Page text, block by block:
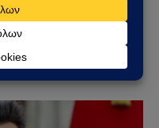
πλήγματα,
για γενικευμένη